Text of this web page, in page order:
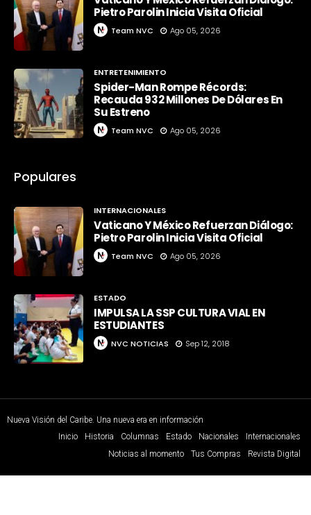
Pietro Parolin Inicia Visita Oficial
Team NVC Ago 05, 2026
ENTRETENIMIENTO
Spider-Man Rompe Récords:
Recauda 932 Millones De Dólares En
Su Estreno
Team NVC Ago 05, 2026
Populares
INTERNACIONALES
Vaticano Y México Refuerzan Diálogo:
Pietro Parolin Inicia Visita Oficial
Team NVC Ago 05, 2026
ESTADO
IMPULSA LA SSP CULTURA VIAL EN
ESTUDIANTES
NVC NOTICIAS Sep 12, 2018
Nueva Visión del Caribe. Una nueva era en información
Inicio
Historia Columnas Estado Nacionales
Internacionales
Noticias al momento
Tus Compras Revista Digital